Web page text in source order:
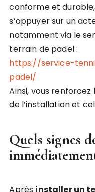
conforme et
s’appuyer sur un
notamment via le
terrain de padel :
https://service-
padel/
Ainsi, vous
de l’installation et
Quels signes
Après installer un